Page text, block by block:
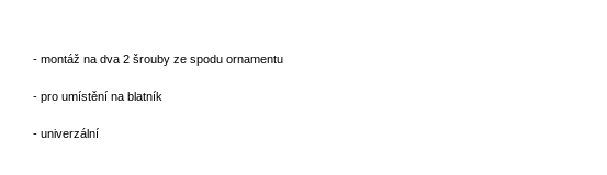
- montáž na dva 2 šrouby ze spodu ornamentu
- pro umístění­ na blatní­k
- univerzální